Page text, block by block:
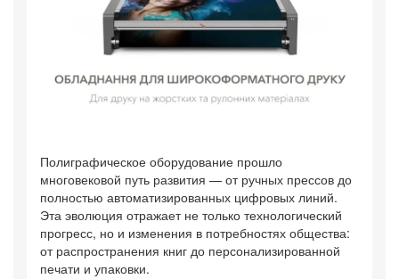
Полиграфическое оборудование прошло
многовековой путь развития — от ручных прессов до
полностью автоматизированных цифровых линий.
Эта эволюция отражает не только технологический
прогресс, но и изменения в потребностях общества:
от распространения книг до персонализированной
печати и упаковки.